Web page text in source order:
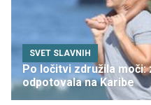
SVET SLAVNIH
Po ločitvi združila
odpotovala na Karibe